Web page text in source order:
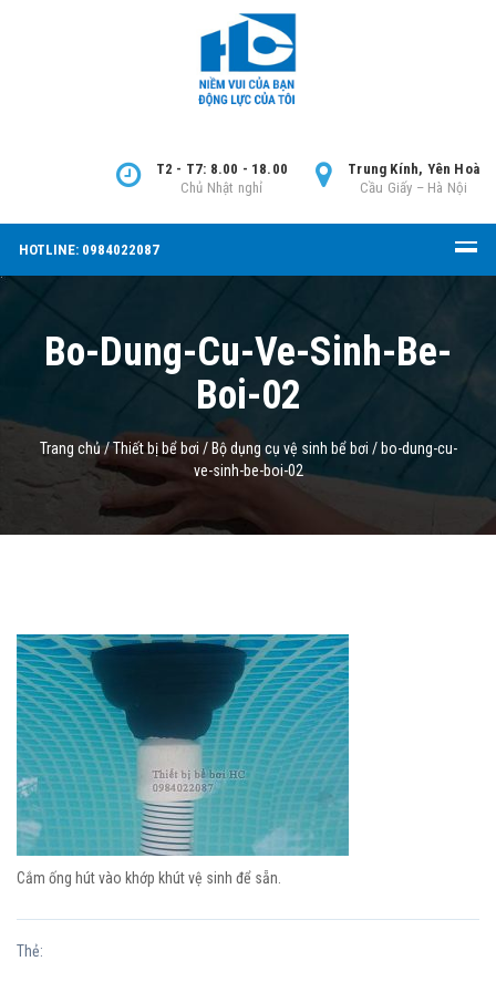
Trung Kính, Yên Hoà
Cầu Giấy – Hà Nội
T2 - T7: 8.00 - 18.00
Chủ Nhật nghỉ
HOTLINE: 0984022087
Bo-Dung-Cu-Ve-Sinh-Be-
Boi-02
Trang chủ/Thiết bị bể bơi / Bộ dụng cụ vệ sinh bể bơi / bo-dung-cu-
ve-sinh-be-boi-02
Cắm ống hút vào khớp khút vệ sinh để sẵn.
Thẻ: